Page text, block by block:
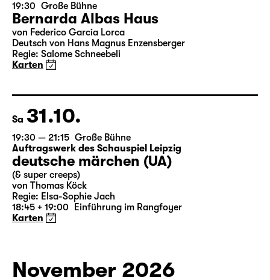
19:30 Große Bühne
Bernarda Albas Haus
von Federico García Lorca
Deutsch von Hans Magnus Enzensberger
Regie: Salome Schneebeli
Karten
Sa 31.10.
19:30 — 21:15 Große Bühne
Auftragswerk des Schauspiel Leipzig
deutsche märchen (UA)
(& super creeps)
von Thomas Köck
Regie: Elsa-Sophie Jach
18:45 + 19:00
Einführung im Rangfoyer
Karten
November 2026